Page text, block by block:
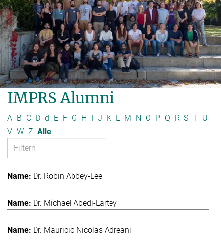
IMPRS Alumni
A B C D d E F G H J K L M N O P Q R S T U
V W Z Alle
Dr. Robin Abbey-Lee
Dr. Michael Abedi-Lartey
Dr. Mauricio Nicolas Adreani